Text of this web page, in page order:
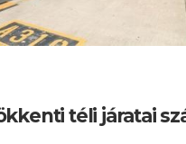
téli járatai